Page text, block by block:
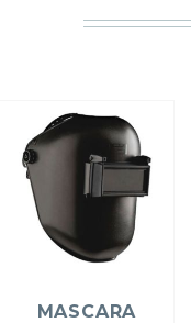
MASCARA